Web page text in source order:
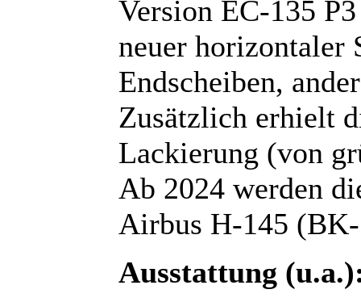
Version EC-135
neuer horizontaler
Endscheiben,
Zusätzlich erhielt
Lackierung (von
Ab 2024 werden
Airbus H-145
Ausstattung